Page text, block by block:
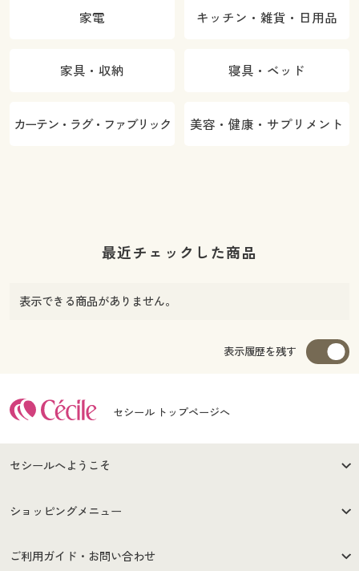
家電 キッチン・雑貨・日用品
家具・収納 寝具・ベッド
カーテン・ラグ・ファブリック 美容・健康・サプリメント
最近チェックした商品
表示できる商品がありません。
表示履歴を残す
セシール トップページへ
セシールへようこそ
はじめての方へ
セシールご利用規約
ショッピングメニュー
商品カテゴリ
ご利用ガイド・お問い合わせ